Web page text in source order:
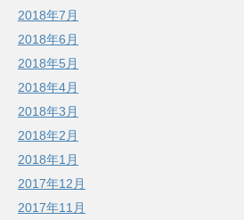
2018年7月
2018年6月
2018年5月
2018年4月
2018年3月
2018年2月
2018年1月
2017年12月
2017年11月